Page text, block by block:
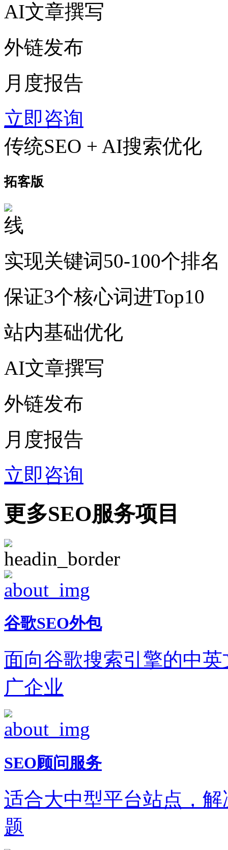
AI文章撰写
外链发布
月度报告
立即咨询
传统SEO + AI搜索优化
拓客版
实现关键词50-100个排名
保证3个核心词进Top10
站内基础优化
AI文章撰写
外链发布
月度报告
立即咨询
更多SEO服务项目
谷歌SEO外包
面向谷歌搜索引擎的中
广企业
SEO顾问服务
适合大中型平台站点，
题